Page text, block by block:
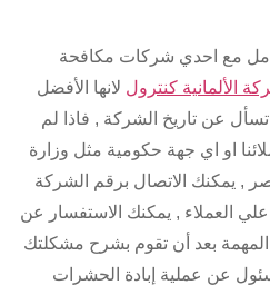
مع احدي شركات مكافحة
كنتروللانها الأفضل
عن تاريخ الشركة , فاذا لم
اي جهة حكومية مثل وزارة
الاتصال برقم الشركة
, يمكنك الاستفسار عن
بعد أن تقوم بشرح مشكلتك
عملية إبادة الحشرات